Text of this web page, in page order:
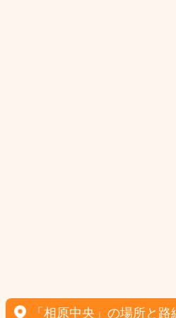
「相原中央」の場所と路